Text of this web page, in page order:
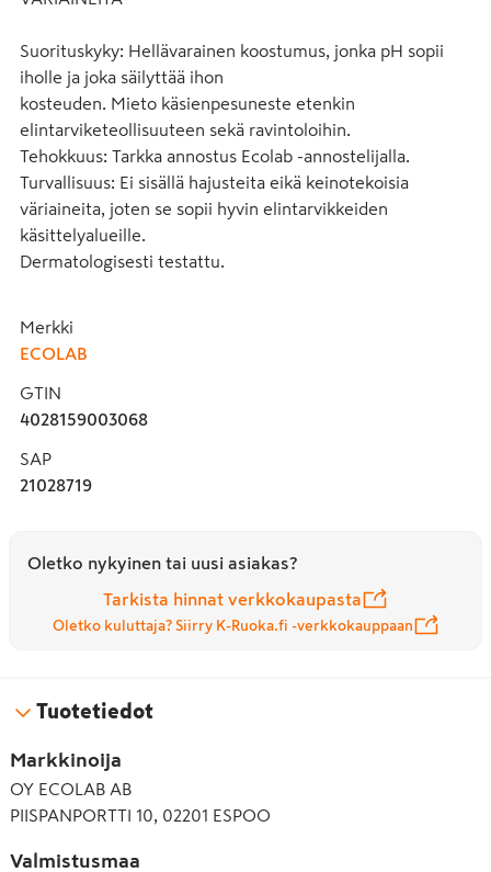
Suorituskyky: Hellävarainen koostumus, jonka pH sopii
iholle ja joka säilyttää ihon
kosteuden. Mieto käsienpesuneste etenkin
elintarviketeollisuuteen sekä ravintoloihin.
Tehokkuus: Tarkka annostus Ecolab -annostelijalla.
Turvallisuus: Ei sisällä hajusteita eikä keinotekoisia
väriaineita, joten se sopii hyvin elintarvikkeiden
käsittelyalueille.
Dermatologisesti testattu.
Merkki
ECOLAB
GTIN
4028159003068
SAP
21028719
Oletko nykyinen tai uusi asiakas?
Tarkista hinnat verkkokaupasta
Oletko kuluttaja? Siirry K-Ruoka.fi -verkkokauppaan
Tuotetiedot
Markkinoija
OY ECOLAB AB
PIISPANPORTTI 10, 02201 ESPOO
Valmistusmaa